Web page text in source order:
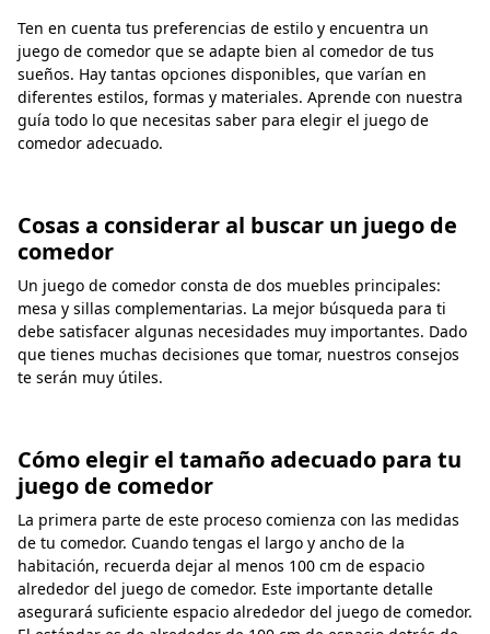
Ten en cuenta tus preferencias de estilo y encuentra un
juego de comedor que se adapte bien al comedor de tus
sueños. Hay tantas opciones disponibles, que varían en
diferentes estilos, formas y materiales. Aprende con nuestra
guía todo lo que necesitas saber para elegir el juego de
comedor adecuado.
Cosas a considerar al buscar un juego de
comedor
Un juego de comedor consta de dos muebles principales:
mesa y sillas complementarias. La mejor búsqueda para ti
debe satisfacer algunas necesidades muy importantes. Dado
que tienes muchas decisiones que tomar, nuestros consejos
te serán muy útiles.
Cómo elegir el tamaño adecuado para tu
juego de comedor
La primera parte de este proceso comienza con las medidas
de tu comedor. Cuando tengas el largo y ancho de la
habitación, recuerda dejar al menos 100 cm de espacio
alrededor del juego de comedor. Este importante detalle
asegurará suficiente espacio alrededor del juego de comedor.